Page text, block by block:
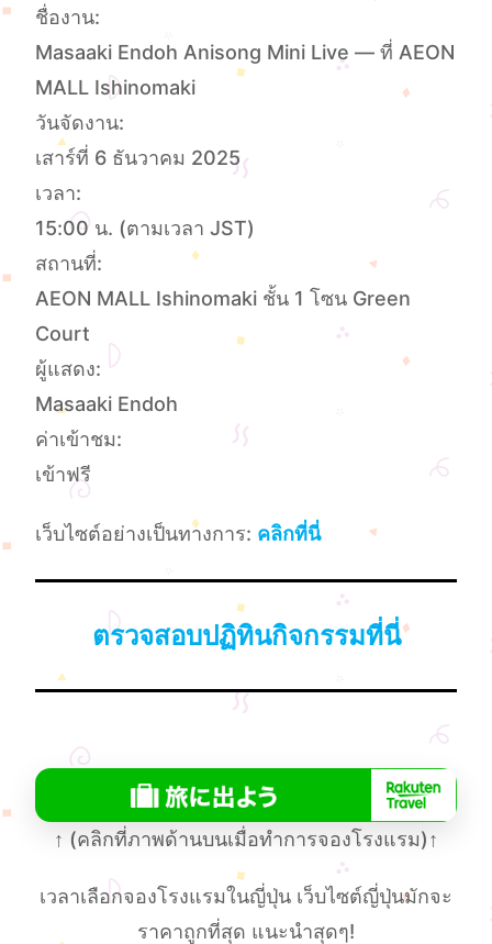
ชื่องาน:
Masaaki Endoh Anisong Mini Live — ที่ AEON
MALL Ishinomaki
วันจัดงาน:
เสาร์ที่ 6 ธันวาคม 2025
เวลา:
15:00 น. (ตามเวลา JST)
สถานที่:
AEON MALL Ishinomaki ชั้น 1 โซน Green
Court
ผู้แสดง:
Masaaki Endoh
ค่าเข้าชม:
เข้าฟรี
เว็บไซต์อย่างเป็นทางการ: คลิกที่นี่
ตรวจสอบปฏิทินกิจกรรมที่นี่
↑ (คลิกที่ภาพด้านบนเมื่อทําการจองโรงแรม)↑
เวลาเลือกจองโรงแรมในญี่ปุ่น เว็บไซต์ญี่ปุ่นมักจะ
ราคาถูกที่สุด แนะนำสุดๆ!